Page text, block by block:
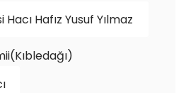
Hafız Yusuf Yılmaz